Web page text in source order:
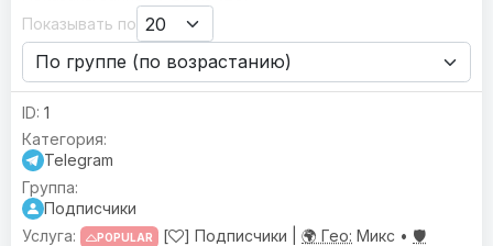
Показывать по
1
Telegram
Подписчики
POPULAR [ ] Подписчики | 🌍 Гео: Микс • 🛡️